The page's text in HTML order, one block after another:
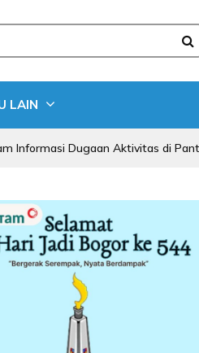
LAIN
Aktivitas di Pantai Zore,